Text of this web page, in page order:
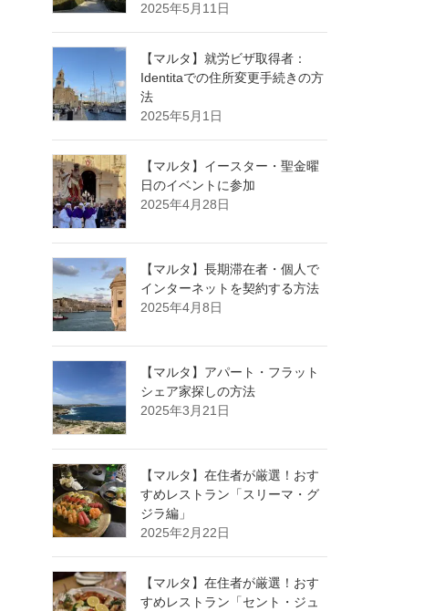
2025年5月11日
【マルタ】就労ビザ取得者：
Identitaでの住所変更手続きの方
法
2025年5月1日
【マルタ】イースター・聖金曜
日のイベントに参加
2025年4月28日
【マルタ】長期滞在者・個人で
インターネットを契約する方法
2025年4月8日
【マルタ】アパート・フラット
シェア家探しの方法
2025年3月21日
【マルタ】在住者が厳選！おす
すめレストラン「スリーマ・グ
ジラ編」
2025年2月22日
【マルタ】在住者が厳選！おす
すめレストラン「セント・ジュ